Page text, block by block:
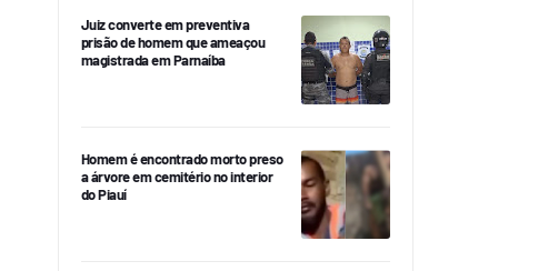
Juiz converte em preventiva
prisão de homem que ameaçou
magistrada em Parnaíba
Homem é encontrado morto preso
a árvore em cemitério no interior
do Piauí